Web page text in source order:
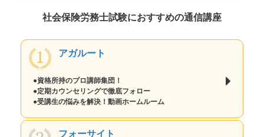
社会保険労務士試験におすすめの通信講座
アガルート
●資格所持のプロ講師集団！
●定期カウンセリングで徹底フォロー
●受講生の悩みを解決！動画ホームルーム
フォーサイト